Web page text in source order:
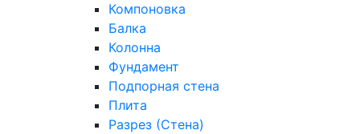
Компоновка
Балка
Колонна
Фундамент
Подпорная стена
Плита
Разрез (Стена)